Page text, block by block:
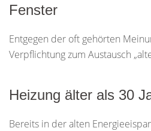
Fenster
Entgegen der oft gehörten
Verpflichtung zum Austausch
Heizung älter als 30
Bereits in der alten